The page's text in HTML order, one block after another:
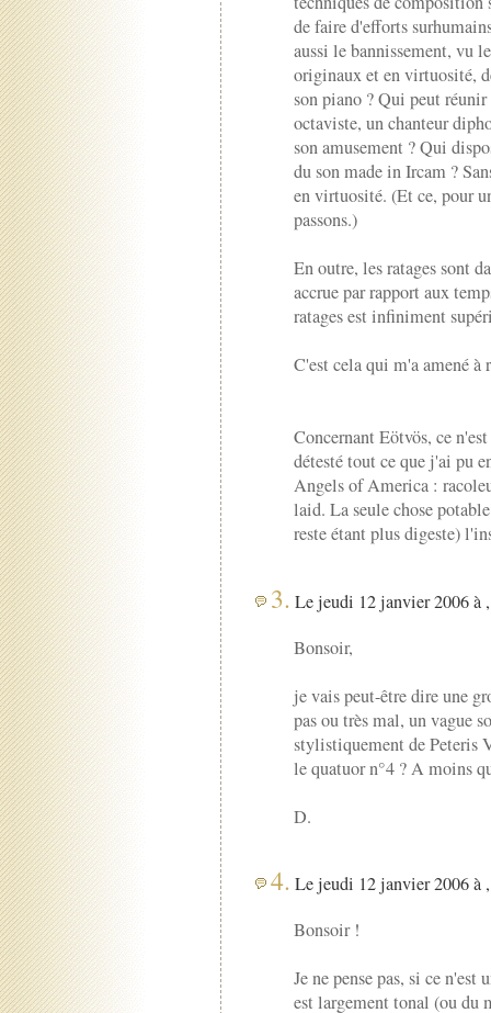
de faire d'efforts
aussi le bannissement, vu
originaux et en virtuosité,
son piano ? Qui peut
octaviste, un chanteur
son amusement ? Qui
du son made in Ircam ?
en virtuosité. (Et ce, pour
passons.)
En outre, les ratages sont
accrue par rapport aux
ratages est infiniment
C'est cela qui m'a amené à
Concernant Eötvös, ce
détesté tout ce que j'ai pu
Angels of America :
laid. La seule chose
reste étant plus digeste)
3. Le jeudi 12 janvier 2006 à
Bonsoir,
je vais peut-être dire une
pas ou très mal, un vague
stylistiquement de Peteris
le quatuor n°4 ? A moins
D.
4. Le jeudi 12 janvier 2006 à
Bonsoir !
Je ne pense pas, si ce
est largement tonal (ou du